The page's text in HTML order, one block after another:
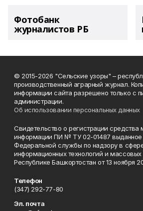
Фотобанк
журналистов РБ
© 2015-2026 "Сельские узоры" –
производственный аграрный журнал.
информации сайта разрешено только с
администрации.
Об использовании персональных данных
Свидетельство о регистрации средства
информации ПИ № ТУ 02-01487 выданное
Федеральной службы по надзору в
информационных технологий и
Республике Башкортостан от 13 ноября
Телефон
(347) 292-77-80
Эл. почта